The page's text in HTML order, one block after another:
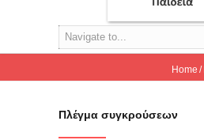
Navigate to...
Home
Πλέγμα συγκρούσεων